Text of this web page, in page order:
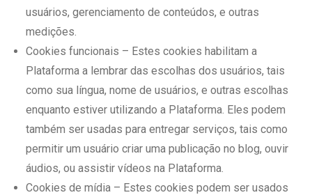
usuários, gerenciamento de conteúdos, e outras
medições.
Cookies funcionais – Estes cookies habilitam a
Plataforma a lembrar das escolhas dos usuários, tais
como sua língua, nome de usuários, e outras escolhas
enquanto estiver utilizando a Plataforma. Eles podem
também ser usadas para entregar serviços, tais como
permitir um usuário criar uma publicação no blog, ouvir
áudios, ou assistir vídeos na Plataforma.
Cookies de mídia – Estes cookies podem ser usados